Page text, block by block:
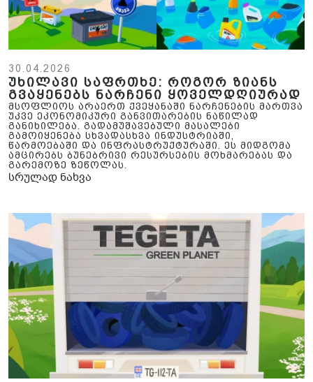
30.04.2026
უხილავი საფრთხე: როგორ ზიანს
გვაყენებს ნარჩენი ყოველდღიურად
მსოფლიოს არაერთ ქვეყანაში ნარჩენების მართვა
უკვე ეკონომიკური განვითარების ნაწილად
განიხილება. გადამუშავებული მასალები
გამოიყენება სხვადასხვა ინდუსტრიაში,
წარმოებაში და ინფრასტრუქტურაში. ეს მიდგომა
ამცირებს ბუნებრივი რესურსების მოხმარებას და
გარემოზე ზეწოლას.
სრულად ნახვა